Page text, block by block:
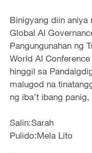
Binigyang diin aniya
Global AI
Pangungunahan ng
World AI
hinggil sa
malugod na
ng iba’t ibang
Salin:Sarah
Pulido:Mela Lito